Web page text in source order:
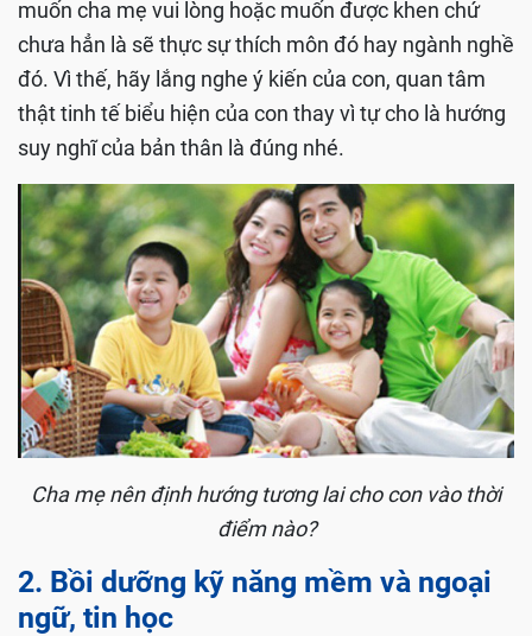
muốn cha mẹ vui lòng hoặc muốn được khen chứ
chưa hẳn là sẽ thực sự thích môn đó hay ngành nghề
đó. Vì thế, hãy lắng nghe ý kiến của con, quan tâm
thật tinh tế biểu hiện của con thay vì tự cho là hướng
suy nghĩ của bản thân là đúng nhé.
Cha mẹ nên định hướng tương lai cho con vào thời
điểm nào?
2. Bồi dưỡng kỹ năng mềm và ngoại
ngữ, tin học